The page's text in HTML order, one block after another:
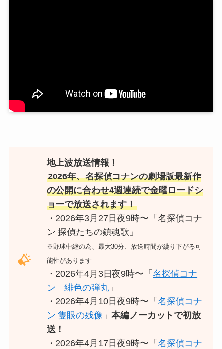
地上波放送情報！
2026年、名探偵コナンの劇場版最新作
の公開に合わせ4週連続で金曜ロードシ
ョーで放送されます！
・2026年3月27日夜9時〜「名探偵コナ
ン 探偵たちの鎮魂歌」
※野球中継の為、最大30分、放送時間が繰り下がる可
能性があります
・2026年4月3日夜9時〜「名探偵コナ
ン 緋色の弾丸 」
・2026年4月10日夜9時〜「名探偵コナ
ン 隻眼の残像 」本編ノーカットで初放
送！
・2026年4月17日夜9時〜「名探偵コナ